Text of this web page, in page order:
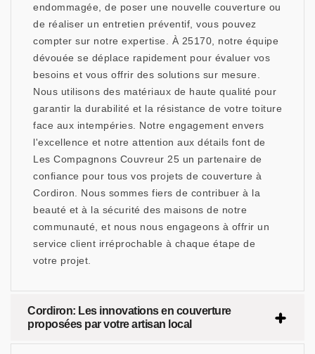
endommagée, de poser une nouvelle couverture ou
de réaliser un entretien préventif, vous pouvez
compter sur notre expertise. À 25170, notre équipe
dévouée se déplace rapidement pour évaluer vos
besoins et vous offrir des solutions sur mesure.
Nous utilisons des matériaux de haute qualité pour
garantir la durabilité et la résistance de votre toiture
face aux intempéries. Notre engagement envers
l'excellence et notre attention aux détails font de
Les Compagnons Couvreur 25 un partenaire de
confiance pour tous vos projets de couverture à
Cordiron. Nous sommes fiers de contribuer à la
beauté et à la sécurité des maisons de notre
communauté, et nous nous engageons à offrir un
service client irréprochable à chaque étape de
votre projet.
Cordiron: Les innovations en couverture
proposées par votre artisan local